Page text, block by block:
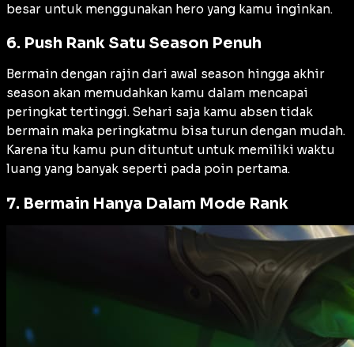
besar untuk menggunakan hero yang kamu inginkan.
6. Push Rank Satu Season Penuh
Bermain dengan rajin dari awal season hingga akhir
season akan memudahkan kamu dalam mencapai
peringkat tertinggi. Sehari saja kamu absen tidak
bermain maka peringkatmu bisa turun dengan mudah.
Karena itu kamu pun dituntut untuk memiliki waktu
luang yang banyak seperti pada poin pertama.
7. Bermain Hanya Dalam Mode Rank